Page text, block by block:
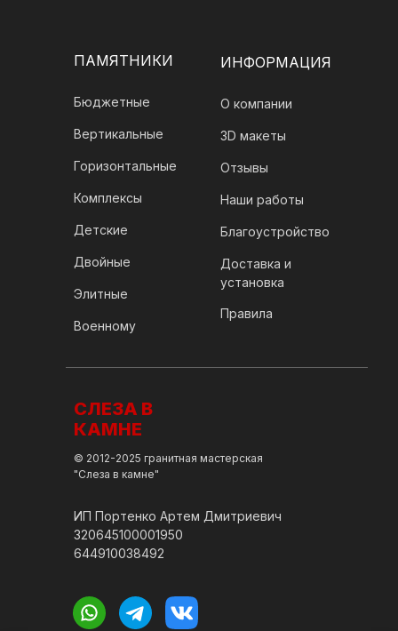
ПАМЯТНИКИ
Бюджетные
Вертикальные
Горизонтальные
Комплексы
Детские
Двойные
Элитные
Военному
© 2012-2025 гранитная мастерская
"Слеза в камне"
СЛЕЗА В
КАМНЕ
ИНФОРМАЦИЯ
ИП Портенко Артем Дмитриевич
320645100001950
644910038492
О компании
3D макеты
Отзывы
Наши работы
Благоустройство
Доставка и
установка
Правила